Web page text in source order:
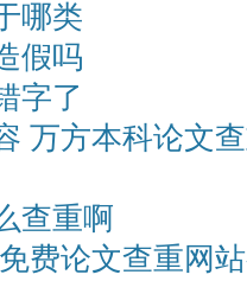
哪类
假吗
字了
万方本科论文
查重啊
费论文查重网